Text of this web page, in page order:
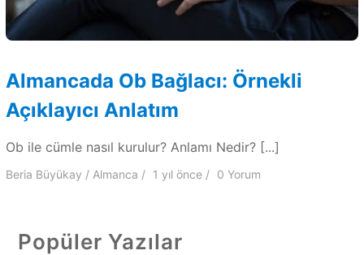
Almancada Ob Bağlacı: Örnekli
Açıklayıcı Anlatım
Ob ile cümle nasıl kurulur? Anlamı Nedir? [...]
Beria Büyükay Almanca 1 yılönce 0 Yorum
Popüler Yazılar